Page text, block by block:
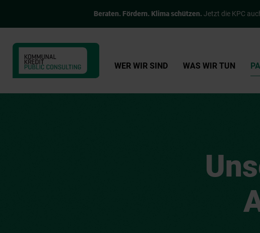
Beraten. Fördern. Klima schützen. Jetzt die KPC
WER WIR SIND WAS WIR TUN